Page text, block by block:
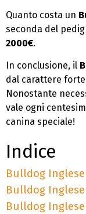
Quanto costa un
seconda del
2000€.
In conclusione, il
dal carattere
Nonostante
vale ogni
canina speciale!
Indice
Bulldog Inglese
Bulldog Inglese
Bulldog Inglese